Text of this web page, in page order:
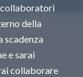
collaboratori
della
scadenza
e sarai
collaborare